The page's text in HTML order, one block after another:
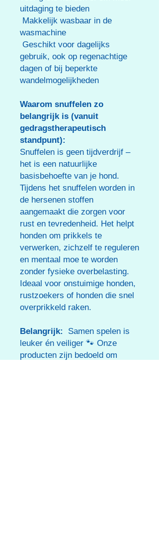
uitdaging te bieden
Makkelijk wasbaar in de
wasmachine
Geschikt voor dagelijks
gebruik, ook op regenachtige
dagen of bij beperkte
wandelmogelijkheden
Waarom snuffelen zo
belangrijk is (vanuit
gedragstherapeutisch
standpunt):
Snuffelen is geen tijdverdrijf –
het is een natuurlijke
basisbehoefte van je hond.
Tijdens het snuffelen worden in
de hersenen stoffen
aangemaakt die zorgen voor
rust en tevredenheid. Het helpt
honden om prikkels te
verwerken, zichzelf te reguleren
en mentaal moe te worden
zonder fysieke overbelasting.
Ideaal voor onstuimige honden,
rustzoekers of honden die snel
overprikkeld raken.
Belangrijk:
Samen spelen is
leuker én veiliger 🐾 Onze
producten zijn bedoeld om